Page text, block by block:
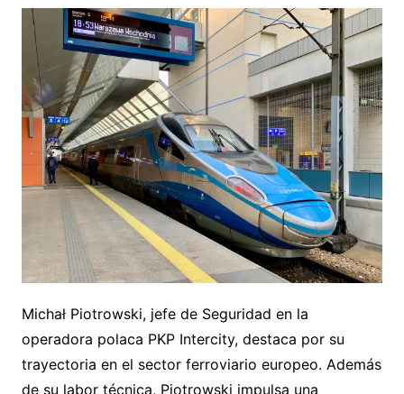
Michał Piotrowski, jefe de Seguridad en la
operadora polaca PKP Intercity, destaca por su
trayectoria en el sector ferroviario europeo. Además
de su labor técnica, Piotrowski impulsa una